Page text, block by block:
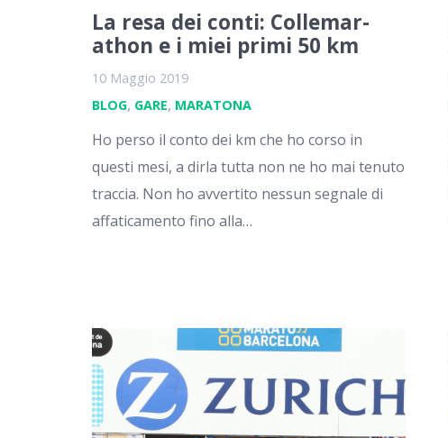
La resa dei conti: Collemar-
athon e i miei primi 50 km
10 Maggio 2019
BLOG, GARE, MARATONA
Ho perso il conto dei km che ho corso in
questi mesi, a dirla tutta non ne ho mai tenuto
traccia. Non ho avvertito nessun segnale di
affaticamento fino alla…